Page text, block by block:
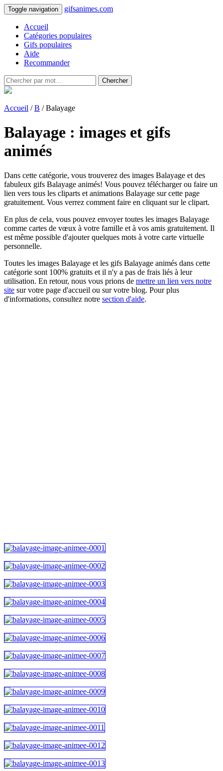
Toggle navigation gifsanimes.com
Accueil
Catégories populaires
Gifs populaires
Aide
Recommander
Chercher
Accueil /B / Balayage
Balayage : images et gifs
animés
Dans cette catégorie, vous trouverez des images Balayage et des
fabuleux gifs Balayage animés! Vous pouvez télécharger ou faire un
lien vers tous les cliparts et animations Balayage sur cette page
gratuitement. Vous verrez comment faire en cliquant sur le clipart.
En plus de cela, vous pouvez envoyer toutes les images Balayage
comme cartes de vœux à votre famille et à vos amis gratuitement. Il
est même possible d'ajouter quelques mots à votre carte virtuelle
personnelle.
Toutes les images Balayage et les gifs Balayage animés dans cette
catégorie sont 100% gratuits et il n'y a pas de frais liés à leur
utilisation. En retour, nous vous prions de mettre un lien vers notre
site sur votre page d'accueil ou sur votre blog. Pour plus
d'informations, consultez notre section d'aide.